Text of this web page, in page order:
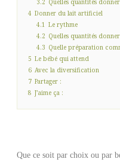
4 Donner du lait artificiel
4.1 Le rythme
4.2 Quelles quantités
4.3 Quelle préparation
5 Le bébé qui attend
6 Avec la diversification
7 Partager :
8 J’aime ça :
Que ce soit par choix ou par